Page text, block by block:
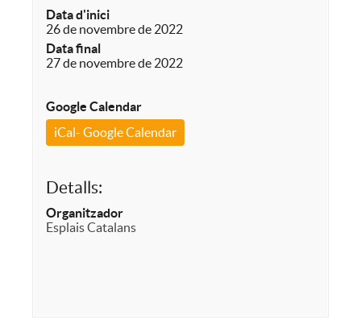
Data d'inici
26 de novembre de 2022
Data final
27 de novembre de 2022
Google Calendar
iCal- Google Calendar
Detalls:
Organitzador
Esplais Catalans